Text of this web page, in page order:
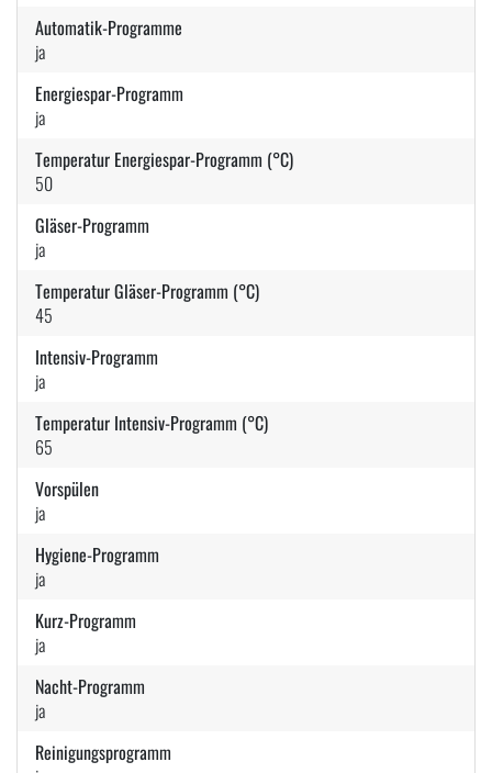
Automatik-Programme
ja
Energiespar-Programm
ja
Temperatur Energiespar-Programm (°C)
50
Gläser-Programm
ja
Temperatur Gläser-Programm (°C)
45
Intensiv-Programm
ja
Temperatur Intensiv-Programm (°C)
65
Vorspülen
ja
Hygiene-Programm
ja
Kurz-Programm
ja
Nacht-Programm
ja
Reinigungsprogramm